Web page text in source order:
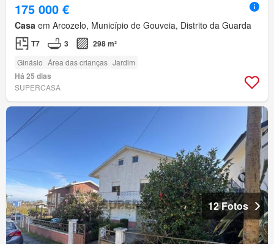
175 000 €
Casa em Arcozelo, Município de Gouveia, Distrito da Guarda
T7 3 298 m²
Ginásio Área das crianças Jardim
Há 25 dias
SUPERCASA
12 Fotos